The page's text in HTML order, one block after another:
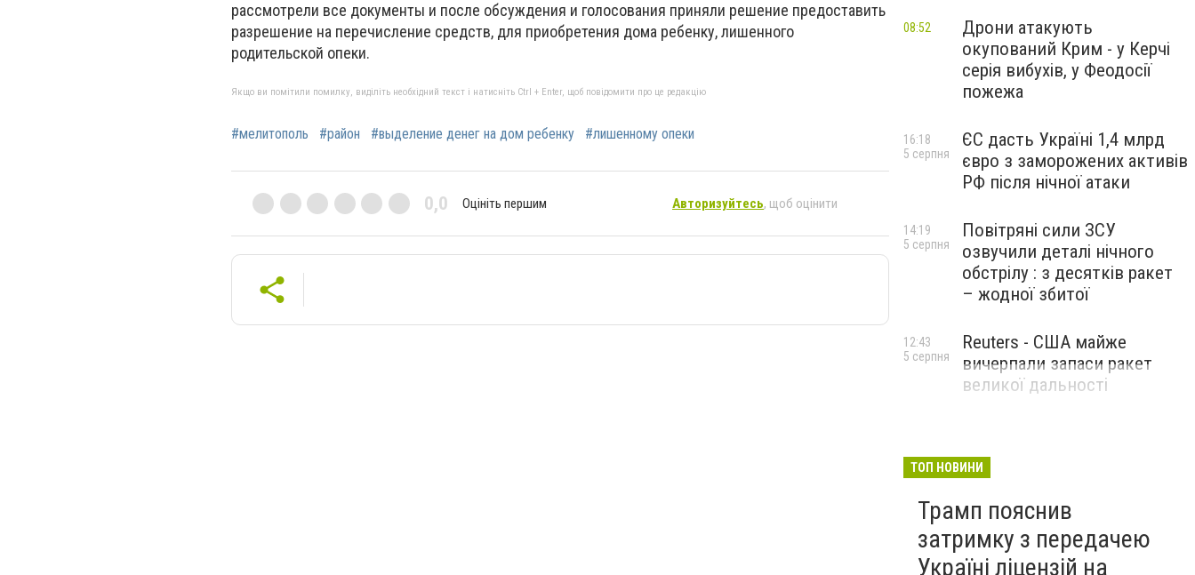
рассмотрели все документы и после обсуждения и голосования приняли решение предоставить
разрешение на перечисление средств, для приобретения дома ребенку, лишенного
родительской опеки.
Якщо ви помітили помилку, виділіть необхідний текст і натисніть Ctrl + Enter, щоб повідомити про це редакцію
#мелитополь #район #выделение денег на дом ребенку #лишенному опеки
0,0 Оцініть першим Авторизуйтесь, щоб оцінити
Дрони атакують
окупований Крим - у Керчі
серія вибухів, у Феодосії
пожежа
08:52
ЄС дасть Україні 1,4 млрд
євро з заморожених активів
РФ після нічної атаки
16:18
5 серпня
Повітряні сили ЗСУ
озвучили деталі нічного
обстрілу : з десятків ракет
– жодної збитої
14:19
5 серпня
Reuters - США майже
вичерпали запаси ракет
великої дальності
12:43
5 серпня
ТОП НОВИНИ
Трамп пояснив
затримку з передачею
Україні ліцензій на